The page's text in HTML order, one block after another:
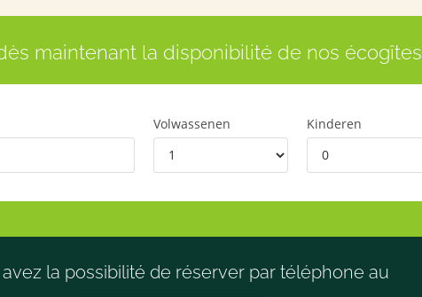
maintenant la disponibilité de nos écogîtes
Volwassenen Kinderen
la possibilité de réserver par téléphone au